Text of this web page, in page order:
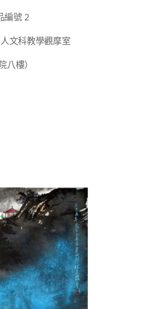
編號 2
⽂科教學觀摩室
八樓）